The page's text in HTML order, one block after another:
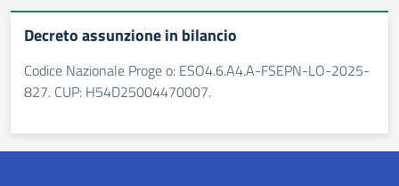
Decreto assunzione in bilancio
Codice Nazionale Proge o: ESO4.6.A4.A-FSEPN-LO-2025-
827. CUP: H54D25004470007.